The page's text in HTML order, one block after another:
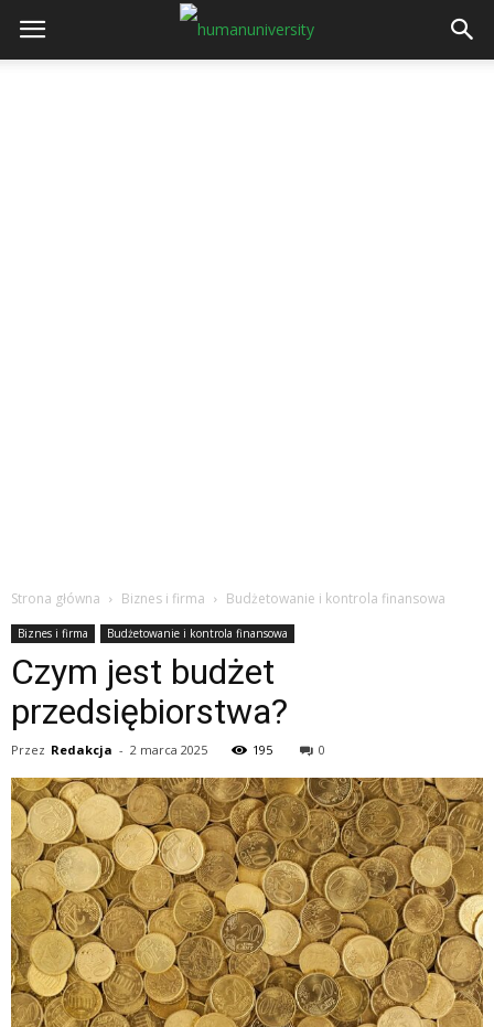
Strona główna Biznes i firma Budżetowanie i kontrola finansowa
Biznes i firma Budżetowanie i kontrola finansowa
Czym jest budżet
przedsiębiorstwa?
Przez Redakcja - 2 marca 2025 195 0